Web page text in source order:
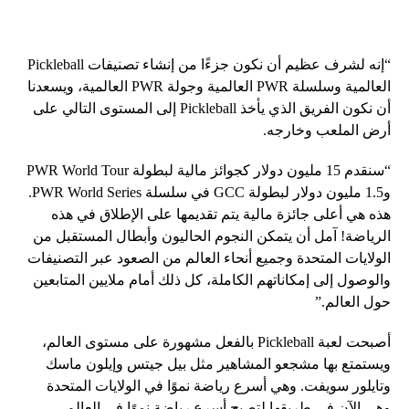
“إنه لشرف عظيم أن نكون جزءًا من إنشاء تصنيفات Pickleball
العالمية وسلسلة PWR العالمية وجولة PWR العالمية، ويسعدنا
أن نكون الفريق الذي يأخذ Pickleball إلى المستوى التالي على
أرض الملعب وخارجه.
“سنقدم 15 مليون دولار كجوائز مالية لبطولة PWR World Tour
و1.5 مليون دولار لبطولة GCC في سلسلة PWR World Series.
هذه هي أعلى جائزة مالية يتم تقديمها على الإطلاق في هذه
الرياضة! آمل أن يتمكن النجوم الحاليون وأبطال المستقبل من
الولايات المتحدة وجميع أنحاء العالم من الصعود عبر التصنيفات
والوصول إلى إمكاناتهم الكاملة، كل ذلك أمام ملايين المتابعين
حول العالم.”
أصبحت لعبة Pickleball بالفعل مشهورة على مستوى العالم،
ويستمتع بها مشجعو المشاهير مثل بيل جيتس وإيلون ماسك
وتايلور سويفت. وهي أسرع رياضة نموًا في الولايات المتحدة